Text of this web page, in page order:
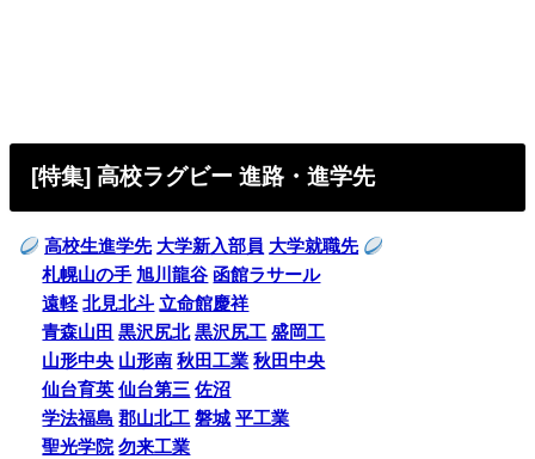
[特集] 高校ラグビー 進路・進学先
高校生進学先 大学新入部員 大学就職先
札幌山の手 旭川龍谷 函館ラサール
遠軽 北見北斗 立命館慶祥
青森山田 黒沢尻北 黒沢尻工 盛岡工
山形中央 山形南 秋田工業 秋田中央
仙台育英 仙台第三 佐沼
学法福島 郡山北工 磐城 平工業
聖光学院 勿来工業